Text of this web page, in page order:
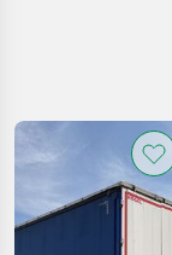
Kategorie 4
Obnovit